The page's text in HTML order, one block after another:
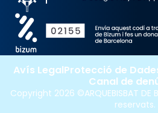
Copyright 2026 ©ARQUEBISBAT DE
reservats.
Avís LegalProtecció de
Canal de